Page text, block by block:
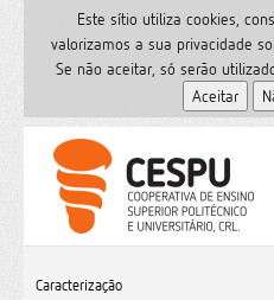
Este sítio utiliza cookies,
valorizamos a sua privacidade
Se não aceitar, só serão
Caracterização